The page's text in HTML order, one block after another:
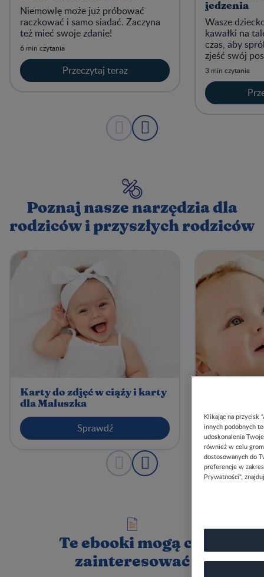
Niemowlę może już próbować
raczkować i samo siadać. Zaczyna
też mieć swoje zdanie!
6 min czytania
Przeczytaj teraz
jedzenia
Wasze
kawałki na
czas, aby
zjeść swój
3 min czytania
Poznaj nasze narzędzia dla
rodziców i przyszłych rodziców
Karty do zdjęć w ciąży i karty
dla Maluszka
Sprawdź
Te ebooki mogą cię
zainteresować
Klikając na przycisk
innych podobnych
udoskonalenia
również w celu
dostosowanych do
preferencje w
Prywatności",